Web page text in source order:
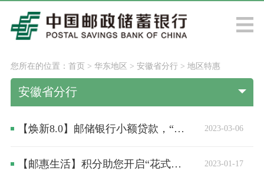
您所在的位置： 首页> 华东地区 > 安徽省分行> 地区特惠
安徽省分行
2023-03-06
【焕新8.0】邮储银行小额贷款，“贷”你辞旧迎新春
2023-01-17
【邮惠生活】积分助您开启“花式宅家”指南